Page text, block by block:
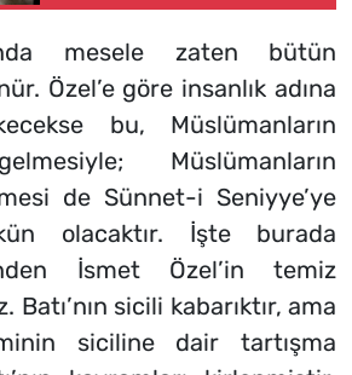
mesele zaten bütün
Özel’e göre insanlık adına
bu, Müslümanların
Müslümanların
de Sünnet-i Seniyye’ye
olacaktır. İşte burada
İsmet Özel’in temiz
Batı’nın sicili kabarıktır, ama
siciline dair tartışma